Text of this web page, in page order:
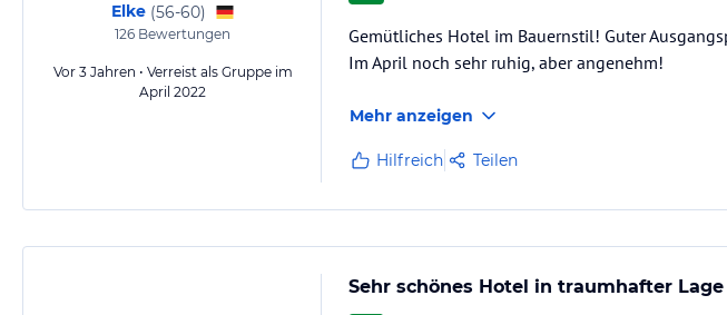
Elke (56-60)
126 Bewertungen
Vor 3 Jahren • Verreist als Gruppe im
April 2022
Gemütliches Hotel im Bauernstil! Guter
Im April noch sehr ruhig, aber angenehm!
Mehr anzeigen
Hilfreich Teilen
Sehr schönes Hotel in traumhafter Lage